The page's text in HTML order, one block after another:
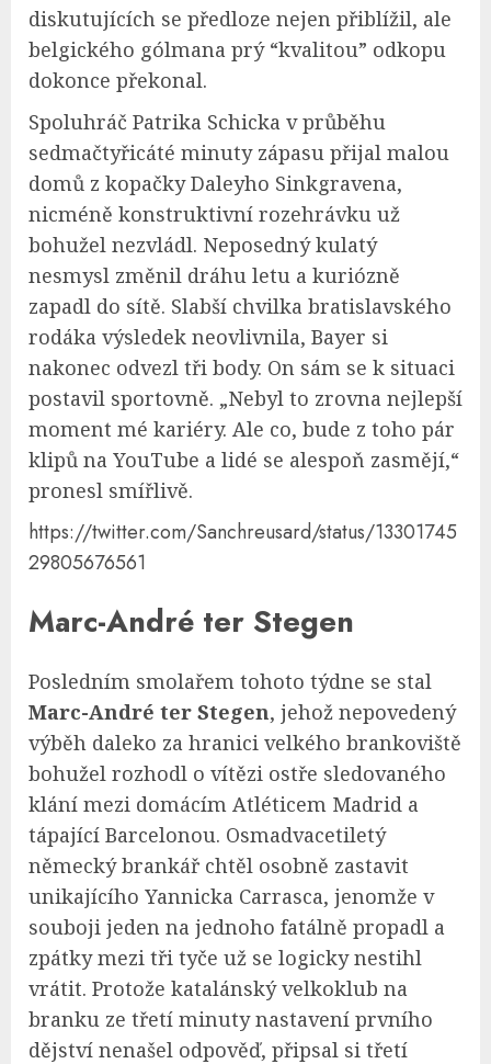
diskutujících se předloze nejen přiblížil, ale
belgického gólmana prý “kvalitou” odkopu
dokonce překonal.
Spoluhráč Patrika Schicka v průběhu
sedmačtyřicáté minuty zápasu přijal malou
domů z kopačky Daleyho Sinkgravena,
nicméně konstruktivní rozehrávku už
bohužel nezvládl. Neposedný kulatý
nesmysl změnil dráhu letu a kuriózně
zapadl do sítě. Slabší chvilka bratislavského
rodáka výsledek neovlivnila, Bayer si
nakonec odvezl tři body. On sám se k situaci
postavil sportovně. „Nebyl to zrovna nejlepší
moment mé kariéry. Ale co, bude z toho pár
klipů na YouTube a lidé se alespoň zasmějí,“
pronesl smířlivě.
https://twitter.com/Sanchreusard/status/13301745
29805676561
Marc-André ter Stegen
Posledním smolařem tohoto týdne se stal
Marc-André ter Stegen, jehož nepovedený
výběh daleko za hranici velkého brankoviště
bohužel rozhodl o vítězi ostře sledovaného
klání mezi domácím Atléticem Madrid a
tápající Barcelonou. Osmadvacetiletý
německý brankář chtěl osobně zastavit
unikajícího Yannicka Carrasca, jenomže v
souboji jeden na jednoho fatálně propadl a
zpátky mezi tři tyče už se logicky nestihl
vrátit. Protože katalánský velkoklub na
branku ze třetí minuty nastavení prvního
dějství nenašel odpověď, připsal si třetí